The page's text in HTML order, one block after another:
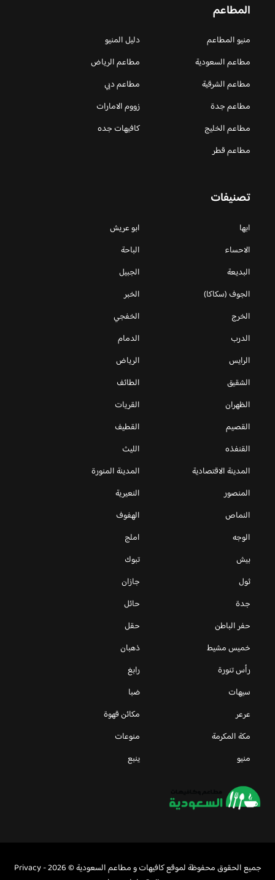
المطاعم
منيو المطاعم
دليل المنيو
مطاعم السعودية
مطاعم الرياض
مطاعم الشرقية
مطاعم دبي
مطاعم جدة
زووم الامارات
مطاعم الخليج
كافيهات جده
مطاعم قطر
تصنيفات
ابها
ابو عريش
الاحساء
الباحة
البديعة
الجبيل
الجوف (سكاكا)
الخبر
الخرج
الخفجي
الدرب
الدمام
الرايس
الرياض
الشقيق
الطائف
الظهران
القريات
القصيم
القطيف
القنفذه
الليث
المدينة الاقتصادية
المدينة المنورة
المنصور
النعيرية
النماص
الهفوف
الوجه
املج
بيش
تبوك
ثول
جازان
جدة
حائل
حفر الباطن
حقل
خميس مشيط
ذهبان
رأس تنورة
رابغ
سيهات
ضبا
عرعر
مكائن قهوة
مكة المكرمة
منوعات
منيو
ينبع
جميع الحقوق محفوظة لموقع كافيهات و مطاعم السعودية © 2026 -
Privacy